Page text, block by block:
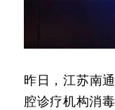
昨日，江苏南
腔诊疗机构消